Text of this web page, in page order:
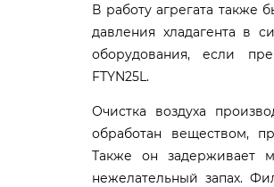
В работу агрегата также
давления хладагента в
оборудования, если
FTYN25L.
Очистка воздуха
обработан веществом,
Также он задерживает
нежелательный запах.